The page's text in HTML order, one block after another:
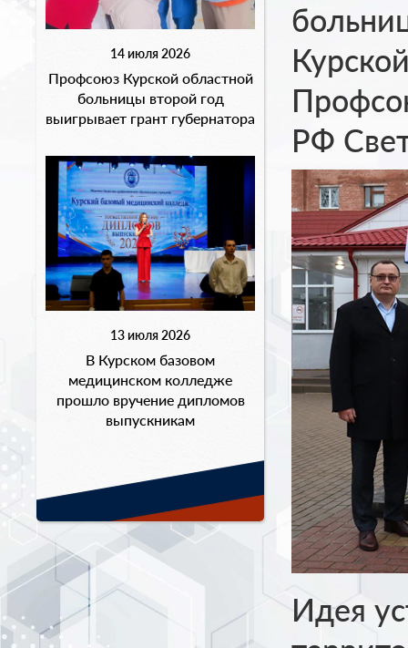
14 июля 2026
Профсоюз Курской областной
больницы второй год
выигрывает грант губернатора
13 июля 2026
В Курском базовом
медицинском колледже
прошло вручение дипломов
выпускникам
РФ
Идея